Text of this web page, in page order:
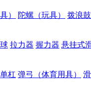
） 陀螺（玩具） 拨浪
拉力器 握力器 悬挂式
单杠 弹弓（体育用具）